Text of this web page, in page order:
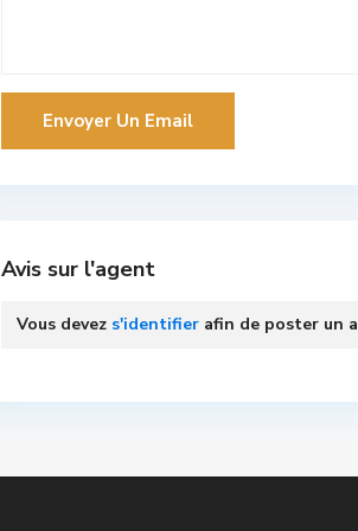
Avis sur l'agent
Vous devez s'identifier afin de poster un